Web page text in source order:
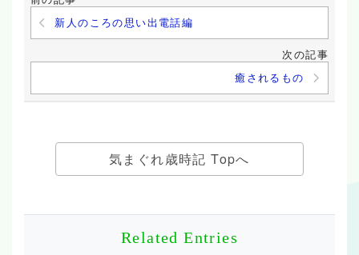
新人のころの思い出電話編
次の記事
癒されるもの
気まぐれ歳時記 Topへ
Related Entries